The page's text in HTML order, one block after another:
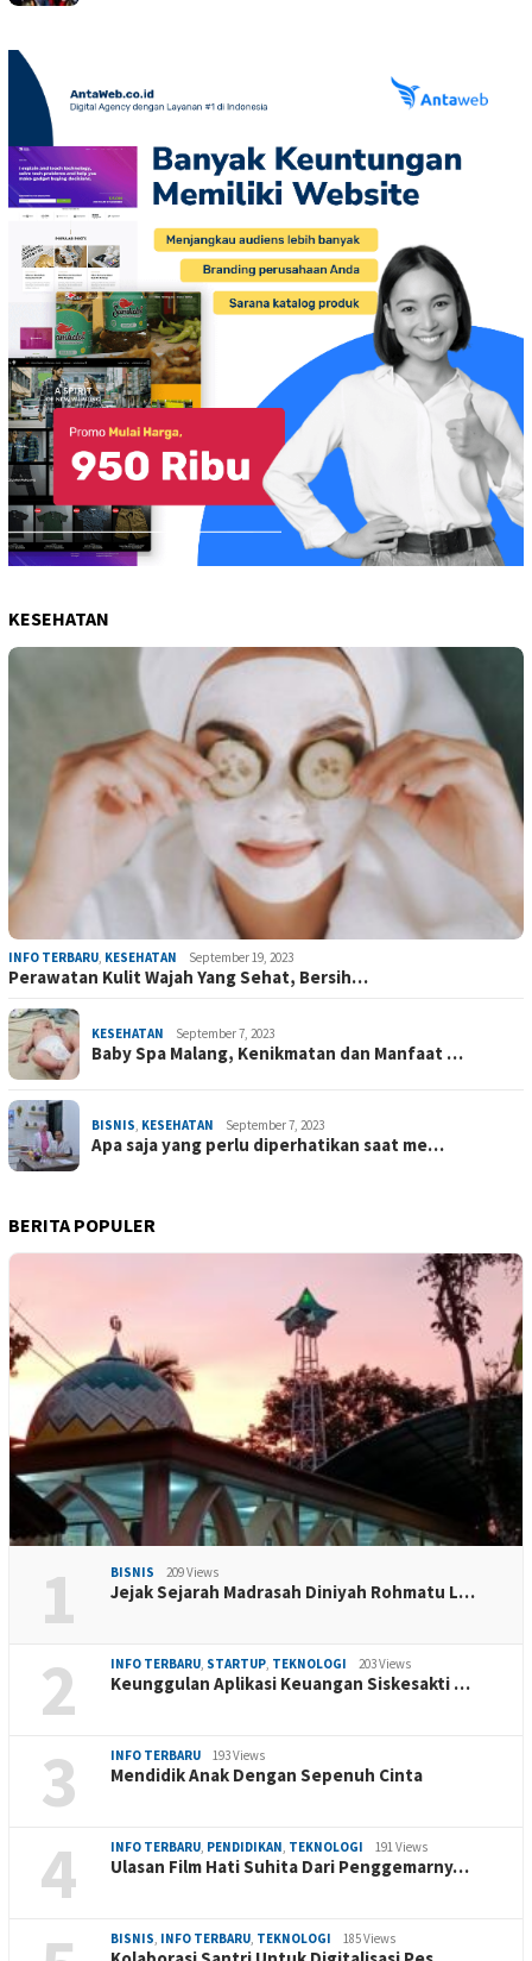
KESEHATAN
INFO TERBARU, KESEHATAN September 19, 2023
Perawatan Kulit Wajah Yang Sehat, Bersih…
KESEHATAN September 7, 2023
Baby Spa Malang, Kenikmatan dan Manfaat …
BISNIS, KESEHATAN September 7, 2023
Apa saja yang perlu diperhatikan saat me…
BERITA POPULER
1 BISNIS 209 Views
Jejak Sejarah Madrasah Diniyah Rohmatu L…
2 INFO TERBARU, STARTUP, TEKNOLOGI 203 Views
Keunggulan Aplikasi Keuangan Siskesakti …
3 INFO TERBARU 193 Views
Mendidik Anak Dengan Sepenuh Cinta
4 INFO TERBARU, PENDIDIKAN, TEKNOLOGI 191 Views
Ulasan Film Hati Suhita Dari Penggemarny…
BISNIS, INFO TERBARU, TEKNOLOGI 185 Views